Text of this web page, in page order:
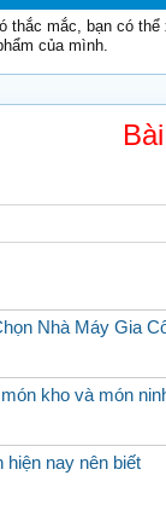
thắc mắc, bạn có
của mình.
Nhà Máy Gia
kho và món
hiện nay nên biết